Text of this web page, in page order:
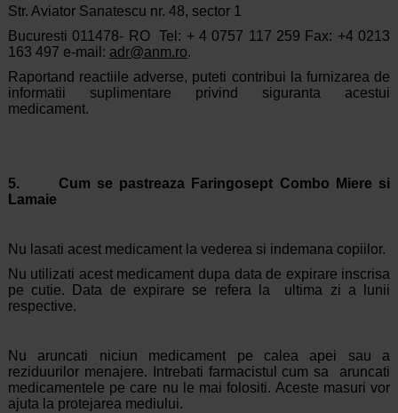
Str. Aviator Sanatescu nr. 48, sector 1
Bucuresti 011478- RO Tel: + 4 0757 117 259 Fax: +4 0213
163 497 e-mail: adr@anm.ro.
Raportand reactiile adverse, puteti contribui la furnizarea de
informatii suplimentare privind siguranta acestui
medicament.
5. Cum se pastreaza Faringosept Combo Miere si
Lamaie
Nu lasati acest medicament la vederea si indemana copiilor.
Nu utilizati acest medicament dupa data de expirare inscrisa
pe cutie. Data de expirare se refera la ultima zi a lunii
respective.
Nu aruncati niciun medicament pe calea apei sau a
reziduurilor menajere. Intrebati farmacistul cum sa aruncati
medicamentele pe care nu le mai folositi. Aceste masuri vor
ajuta la protejarea mediului.